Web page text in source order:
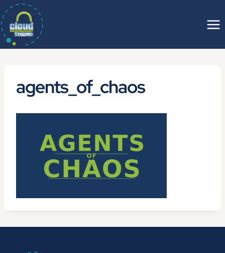
Saltar
al
contenido
agents_of_chaos